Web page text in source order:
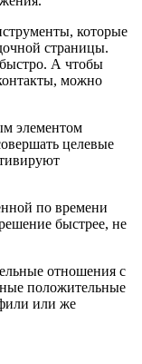
которые
страницы.
А чтобы
можно
элементом
целевые
по времени
быстрее, не
отношения с
положительные
или же